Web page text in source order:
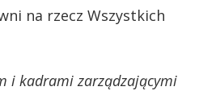
na rzecz Wszystkich
i kadrami zarządzającymi